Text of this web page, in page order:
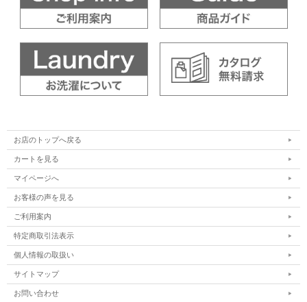
お店のトップへ戻る
カートを見る
マイページへ
お客様の声を見る
ご利用案内
特定商取引法表示
個人情報の取扱い
サイトマップ
お問い合わせ